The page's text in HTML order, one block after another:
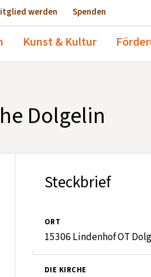
werden Spenden
Kunst & Kultur
Dolgelin
Steckbrief
ORT
15306 Lindenhof OT
DIE KIRCHE